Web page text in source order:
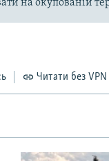
на окупованій
Читати без VPN